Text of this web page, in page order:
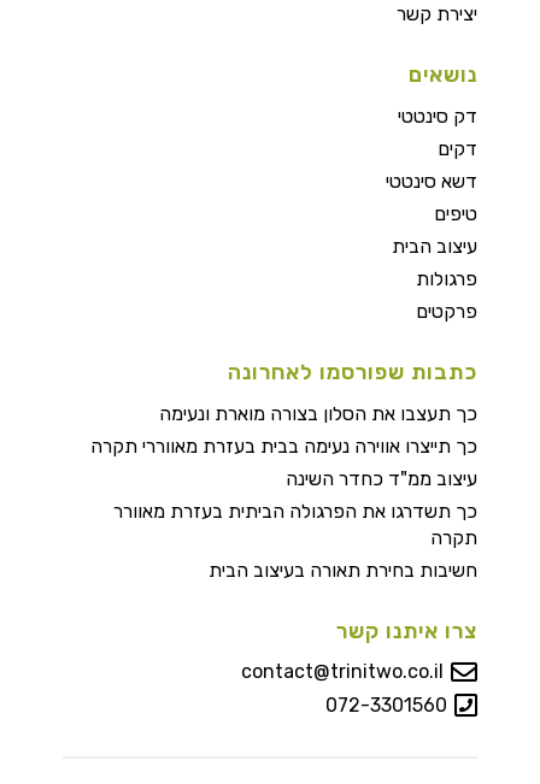
יצירת קשר
נושאים
דק סינטטי
דקים
דשא סינטטי
טיפים
עיצוב הבית
פרגולות
פרקטים
כתבות שפורסמו לאחרונה
כך תעצבו את הסלון בצורה מוארת ונעימה
כך תייצרו אווירה נעימה בבית בעזרת מאווררי תקרה
עיצוב ממ"ד כחדר השינה
כך תשדרגו את הפרגולה הביתית בעזרת מאוורר
תקרה
חשיבות בחירת תאורה בעיצוב הבית
צרו איתנו קשר
contact@trinitwo.co.il
072-3301560